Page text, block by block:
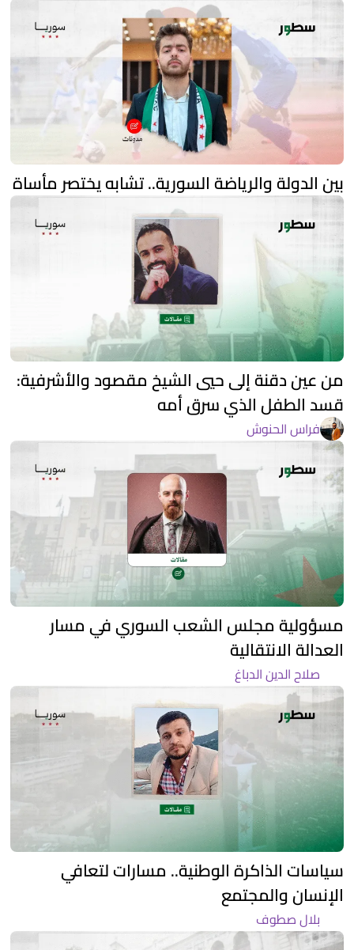
بين الدولة والرياضة السورية.. تشابه يختصر مأساة
من عين دقنة إلى حيي الشيخ مقصود والأشرفية:
قسد الطفل الذي سرق أمه
فراس الحنوش
مسؤولية مجلس الشعب السوري في مسار
العدالة الانتقالية
صلاح الدين الدباغ
سياسات الذاكرة الوطنية.. مسارات لتعافي
الإنسان والمجتمع
بلال صطوف